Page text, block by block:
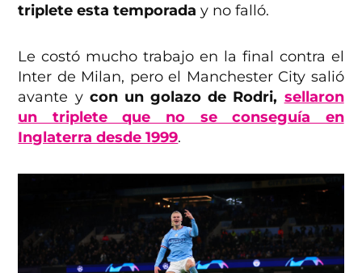
triplete esta temporada y no falló.
Le costó mucho trabajo en la final contra el
Inter de Milan, pero el Manchester City salió
avante y con un golazo de Rodri, sellaron
un triplete que no se conseguía en
Inglaterra desde 1999.